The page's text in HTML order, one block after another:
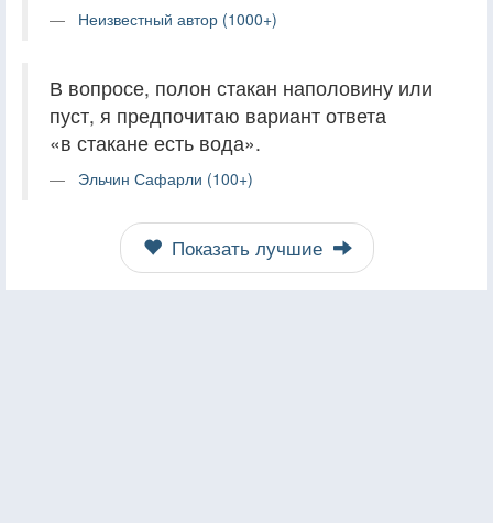
Неизвестный автор (1000+)
В вопросе, полон стакан наполовину или
пуст, я предпочитаю вариант ответа
«в стакане есть вода».
Эльчин Сафарли (100+)
Показать лучшие